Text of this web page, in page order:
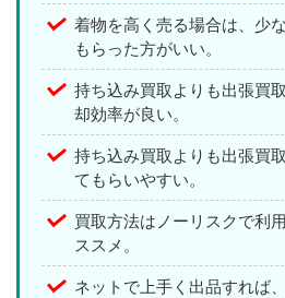
着物を高く売る場合は、少
もらった方がいい。
持ち込み買取よりも出張買
却効率が良い。
持ち込み買取よりも出張買
てもらいやすい。
買取方法はノーリスクで利
ススメ。
ネットで上手く出品すれば